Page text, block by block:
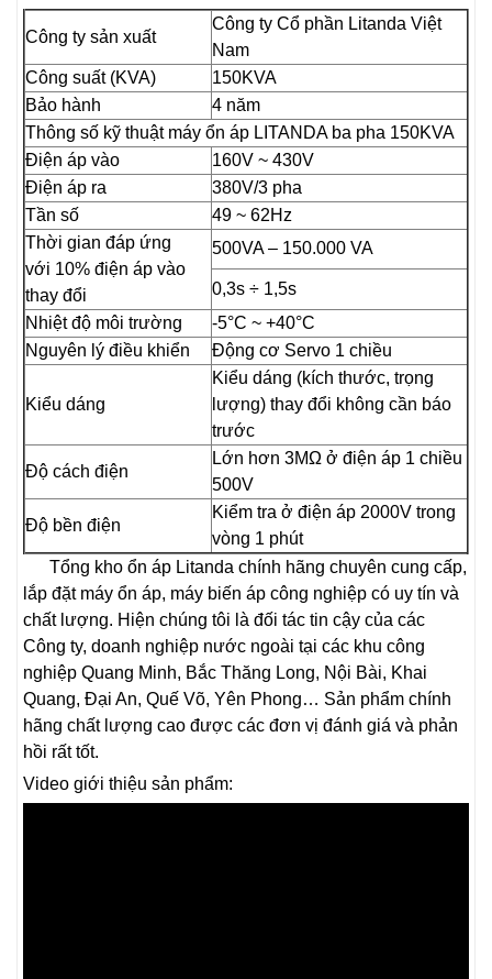
Công ty sản xuất
Công ty Cổ phần Litanda Việt
Nam
Công suất (KVA)
150KVA
Bảo hành
4 năm
Thông số kỹ thuật máy ổn áp LITANDA ba pha 150KVA
Điện áp vào
160V ~ 430V
Điện áp ra
380V/3 pha
Tần số
49 ~ 62Hz
Thời gian đáp ứng
với 10% điện áp vào
thay đổi
500VA – 150.000 VA
0,3s ÷ 1,5s
Nhiệt độ môi trường
-5°C ~ +40°C
Nguyên lý điều khiển
Động cơ Servo 1 chiều
Kiểu dáng
Kiểu dáng (kích thước, trọng
lượng) thay đổi không cần báo
trước
Độ cách điện
Lớn hơn 3MΩ ở điện áp 1 chiều
500V
Độ bền điện
Kiểm tra ở điện áp 2000V trong
vòng 1 phút
Tổng kho ổn áp Litanda chính hãng chuyên cung cấp,
lắp đặt máy ổn áp, máy biến áp công nghiệp có uy tín và
chất lượng. Hiện chúng tôi là đối tác tin cậy của các
Công ty, doanh nghiệp nước ngoài tại các khu công
nghiệp Quang Minh, Bắc Thăng Long, Nội Bài, Khai
Quang, Đại An, Quế Võ, Yên Phong… Sản phẩm chính
hãng chất lượng cao được các đơn vị đánh giá và phản
hồi rất tốt.
Video giới thiệu sản phẩm: